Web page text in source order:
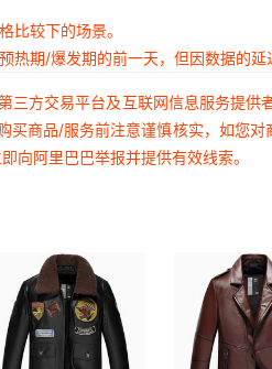
比较下的场景。
热期/爆发期的前一天，但因数据的
三方交易平台及互联网信息服务提
买商品/服务前注意谨慎核实，如您
向阿里巴巴举报并提供有效线索。